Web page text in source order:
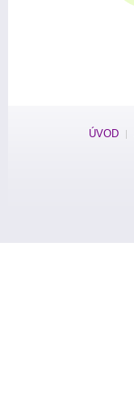
ÚVOD